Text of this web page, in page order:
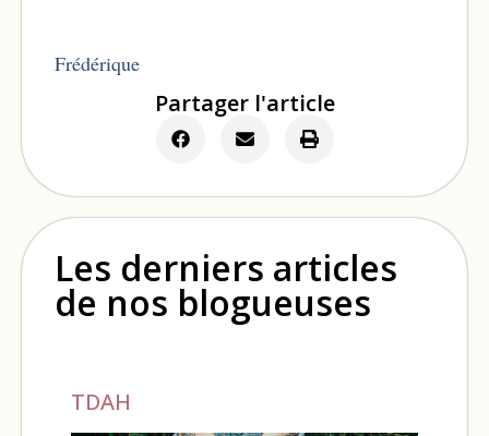
Frédérique
Partager l'article
Les derniers articles
de nos blogueuses
TDAH